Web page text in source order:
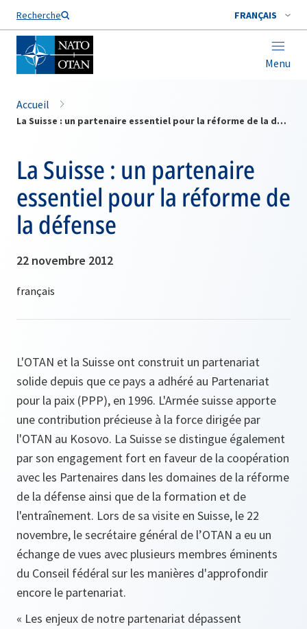
Recherche FRANÇAIS
Menu
Nom de famille*
Accueil
La Suisse : un partenaire essentiel pour la réforme de la défense
La Suisse : un partenaire
essentiel pour la réforme de
la défense
22 novembre 2012
L'OTAN et la Suisse ont construit un partenariat
solide depuis que ce pays a adhéré au Partenariat
pour la paix (PPP), en 1996. L'Armée suisse apporte
une contribution précieuse à la force dirigée par
l'OTAN au Kosovo. La Suisse se distingue également
par son engagement fort en faveur de la coopération
avec les Partenaires dans les domaines de la réforme
de la défense ainsi que de la formation et de
l'entraînement. Lors de sa visite en Suisse, le 22
novembre, le secrétaire général de l’OTAN a eu un
échange de vues avec plusieurs membres éminents
du Conseil fédéral sur les manières d'approfondir
encore le partenariat.
« Les enjeux de notre partenariat dépassent